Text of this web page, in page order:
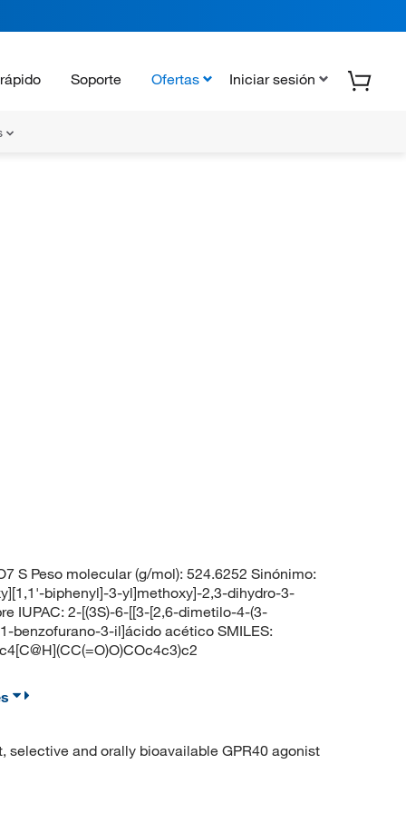
Soporte Ofertas Iniciar sesión
S Peso molecular (g/mol): 524.6252 Sinónimo:
biphenyl]-3-yl]methoxy]-2,3-dihydro-3-
IUPAC: 2-[(3S)-6-[[3-[2,6-dimetilo-4-(3-
benzofurano-3-il]ácido acético SMILES:
selective and orally bioavailable GPR40 agonist